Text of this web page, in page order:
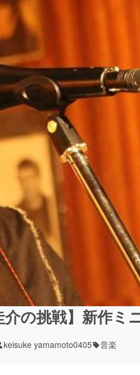
の挑戦】新作ミ
keisuke yamamoto0405 音楽